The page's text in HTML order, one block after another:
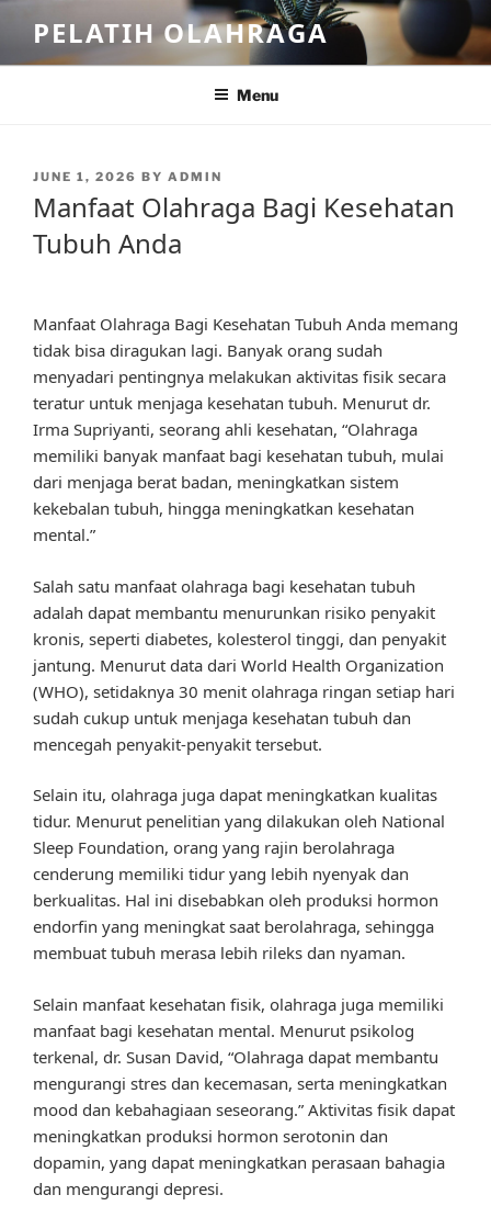
content
PELATIH OLAHRAGA
Menu
POSTED
JUNE 1, 2026 BY ADMIN
Manfaat Olahraga Bagi Kesehatan
Tubuh Anda
Manfaat Olahraga Bagi Kesehatan Tubuh Anda memang
tidak bisa diragukan lagi. Banyak orang sudah
menyadari pentingnya melakukan aktivitas fisik secara
teratur untuk menjaga kesehatan tubuh. Menurut dr.
Irma Supriyanti, seorang ahli kesehatan, “Olahraga
memiliki banyak manfaat bagi kesehatan tubuh, mulai
dari menjaga berat badan, meningkatkan sistem
kekebalan tubuh, hingga meningkatkan kesehatan
mental.”
Salah satu manfaat olahraga bagi kesehatan tubuh
adalah dapat membantu menurunkan risiko penyakit
kronis, seperti diabetes, kolesterol tinggi, dan penyakit
jantung. Menurut data dari World Health Organization
(WHO), setidaknya 30 menit olahraga ringan setiap hari
sudah cukup untuk menjaga kesehatan tubuh dan
mencegah penyakit-penyakit tersebut.
Selain itu, olahraga juga dapat meningkatkan kualitas
tidur. Menurut penelitian yang dilakukan oleh National
Sleep Foundation, orang yang rajin berolahraga
cenderung memiliki tidur yang lebih nyenyak dan
berkualitas. Hal ini disebabkan oleh produksi hormon
endorfin yang meningkat saat berolahraga, sehingga
membuat tubuh merasa lebih rileks dan nyaman.
Selain manfaat kesehatan fisik, olahraga juga memiliki
manfaat bagi kesehatan mental. Menurut psikolog
terkenal, dr. Susan David, “Olahraga dapat membantu
mengurangi stres dan kecemasan, serta meningkatkan
mood dan kebahagiaan seseorang.” Aktivitas fisik dapat
meningkatkan produksi hormon serotonin dan
dopamin, yang dapat meningkatkan perasaan bahagia
dan mengurangi depresi.